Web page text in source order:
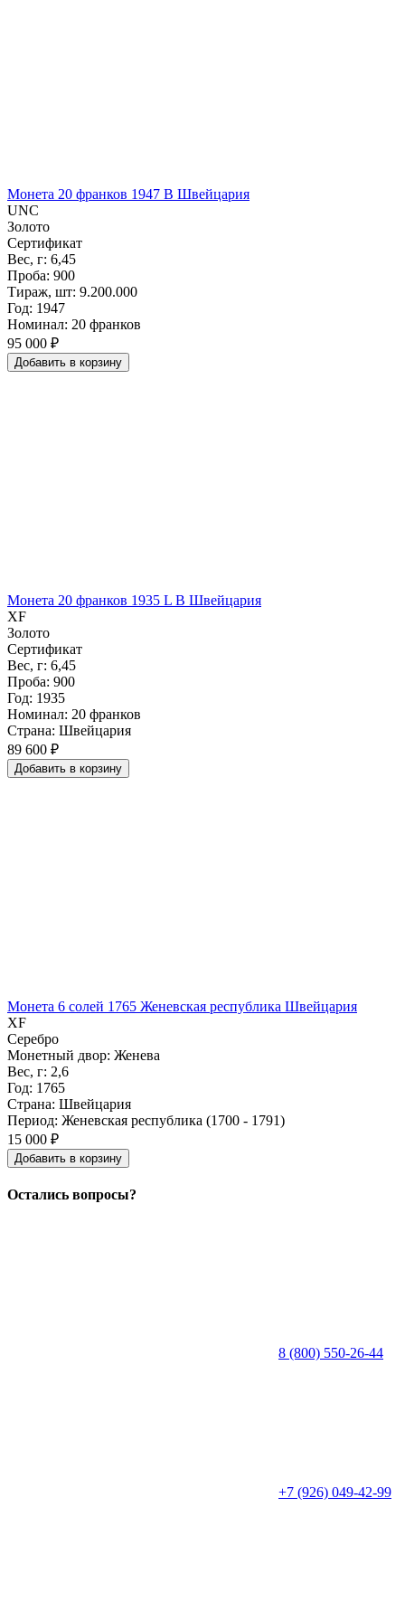
Монета 20 франков 1947 B Швейцария
UNC
Золото
Сертификат
Вес, г: 6,45
Проба: 900
Тираж, шт: 9.200.000
Год: 1947
Номинал: 20 франков
95 000 ₽
Добавить в корзину
Монета 20 франков 1935 L B Швейцария
XF
Золото
Сертификат
Вес, г: 6,45
Проба: 900
Год: 1935
Номинал: 20 франков
Страна: Швейцария
89 600 ₽
Добавить в корзину
Монета 6 солей 1765 Женевская республика Швейцария
XF
Серебро
Монетный двор: Женева
Вес, г: 2,6
Год: 1765
Страна: Швейцария
Период: Женевская республика (1700 - 1791)
15 000 ₽
Добавить в корзину
Остались вопросы?
8 (800) 550-26-44
+7 (926) 049-42-99